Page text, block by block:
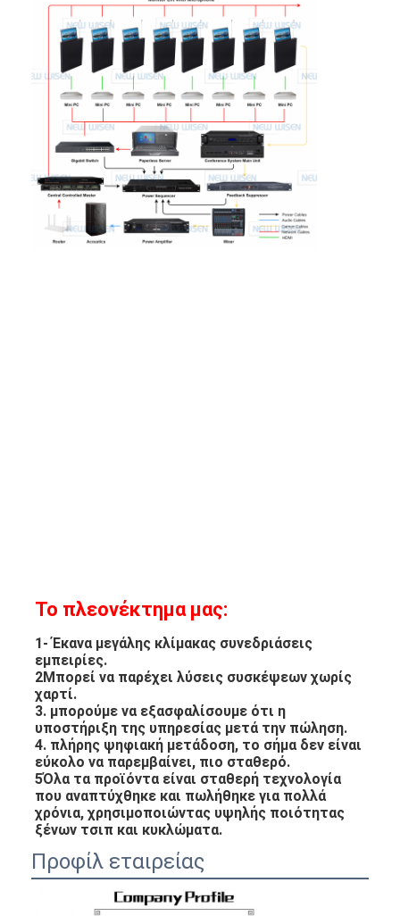
Ανύψωση οθόνης LCD
Επικαιροποιήστε την οθόνη.
Εμφανισμένη πρίζα γραφείου
Εναρμονισμένη λωρίδα ρεύματος
Σημείο επέκτασης
Πύργος πλέκτης πρίζες
Κουτί υποδομής τραπέζι συνεδριάσεων
Το πλεονέκτημα μας:
1- Έκανα μεγάλης κλίμακας συνεδριάσεις
εμπειρίες.
2Μπορεί να παρέχει λύσεις συσκέψεων χωρίς
χαρτί.
3. μπορούμε να εξασφαλίσουμε ότι η
υποστήριξη της υπηρεσίας μετά την πώληση.
4. πλήρης ψηφιακή μετάδοση, το σήμα δεν είναι
εύκολο να παρεμβαίνει, πιο σταθερό.
5Όλα τα προϊόντα είναι σταθερή τεχνολογία
που αναπτύχθηκε και πωλήθηκε για πολλά
χρόνια, χρησιμοποιώντας υψηλής ποιότητας
ξένων τσιπ και κυκλώματα.
Προφίλ εταιρείας